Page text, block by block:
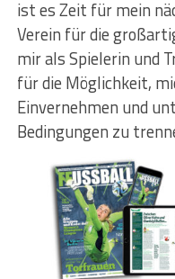
ist es Zeit für mein
Verein für die
mir als Spielerin und
für die Möglichkeit,
Einvernehmen und
Bedingungen zu